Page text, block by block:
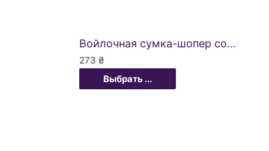
Войлочная сумка-шопер со...
273 ₴
Выбрать ...